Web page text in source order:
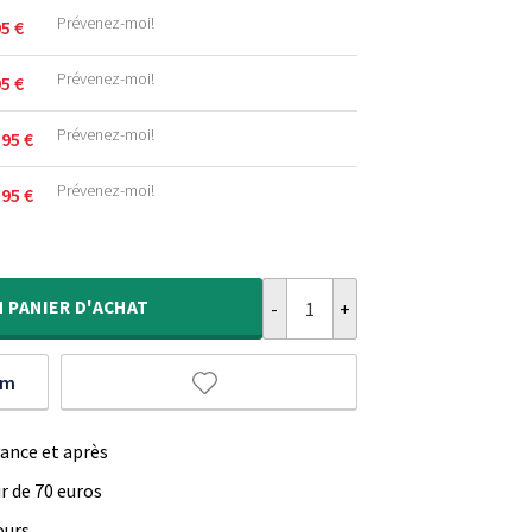
€ Prévenez-moi!
€ Prévenez-moi!
€ Prévenez-moi!
€ Prévenez-moi!
PANIER D'ACHAT
et après
70 euros